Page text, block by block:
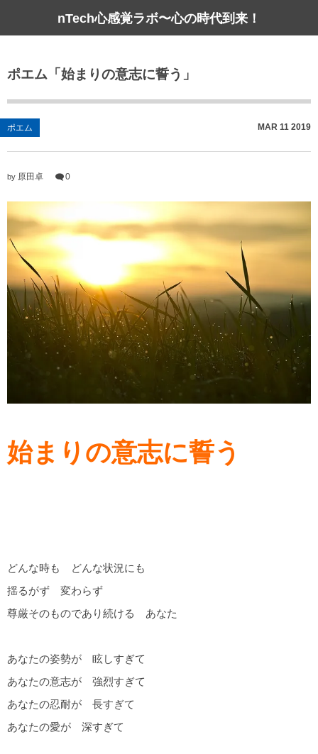
nTech心感覚ラボ〜心の時代到来！
ポエム「始まりの意志に誓う」
ポエム MAR 11 2019
by 原田卓 0
始まりの意志に誓う
どんな時も どんな状況にも
揺るがず 変わらず
尊厳そのものであり続ける あなた
あなたの姿勢が 眩しすぎて
あなたの意志が 強烈すぎて
あなたの忍耐が 長すぎて
あなたの愛が 深すぎて